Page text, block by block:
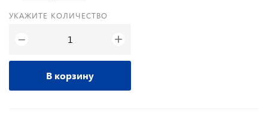
УКАЖИТЕ КОЛИЧЕСТВО
− +
В корзину